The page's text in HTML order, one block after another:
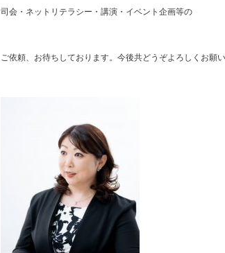
司会・ネットリテラシー・講演・イベント企画等の
ご依頼、お待ちしております。今後共どうぞよろしくお願い